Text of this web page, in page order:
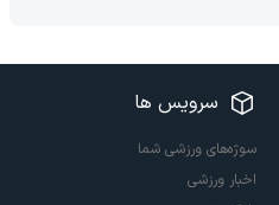
سرویس ها
سوژه‌های ورزشی شما
اخبار ورزشی